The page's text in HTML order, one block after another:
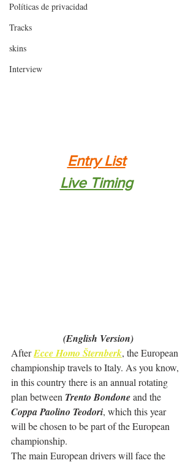
Políticas de privacidad
Tracks
skins
Interview
Entry List
Live Timing
(English Version)
After Ecce Homo Šternberk, the European
championship travels to Italy. As you know,
in this country there is an annual rotating
plan between Trento Bondone and the
Coppa Paolino Teodori, which this year
will be chosen to be part of the European
championship.
The main European drivers will face the